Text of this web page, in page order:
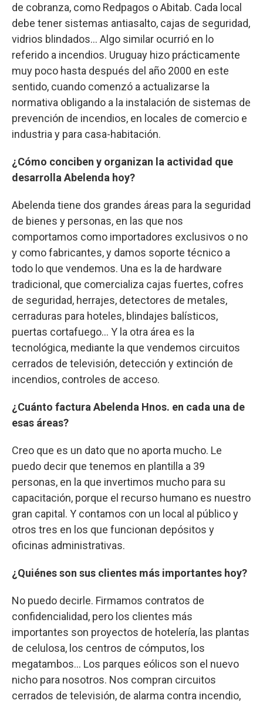
de cobranza, como Redpagos o Abitab. Cada local
debe tener sistemas antiasalto, cajas de seguridad,
vidrios blindados... Algo similar ocurrió en lo
referido a incendios. Uruguay hizo prácticamente
muy poco hasta después del año 2000 en este
sentido, cuando comenzó a actualizarse la
normativa obligando a la instalación de sistemas de
prevención de incendios, en locales de comercio e
industria y para casa-habitación.
¿Cómo conciben y organizan la actividad que
desarrolla Abelenda hoy?
Abelenda tiene dos grandes áreas para la seguridad
de bienes y personas, en las que nos
comportamos como importadores exclusivos o no
y como fabricantes, y damos soporte técnico a
todo lo que vendemos. Una es la de hardware
tradicional, que comercializa cajas fuertes, cofres
de seguridad, herrajes, detectores de metales,
cerraduras para hoteles, blindajes balísticos,
puertas cortafuego... Y la otra área es la
tecnológica, mediante la que vendemos circuitos
cerrados de televisión, detección y extinción de
incendios, controles de acceso.
¿Cuánto factura Abelenda Hnos. en cada una de
esas áreas?
Creo que es un dato que no aporta mucho. Le
puedo decir que tenemos en plantilla a 39
personas, en la que invertimos mucho para su
capacitación, porque el recurso humano es nuestro
gran capital. Y contamos con un local al público y
otros tres en los que funcionan depósitos y
oficinas administrativas.
¿Quiénes son sus clientes más importantes hoy?
No puedo decirle. Firmamos contratos de
confidencialidad, pero los clientes más
importantes son proyectos de hotelería, las plantas
de celulosa, los centros de cómputos, los
megatambos... Los parques eólicos son el nuevo
nicho para nosotros. Nos compran circuitos
cerrados de televisión, de alarma contra incendio,